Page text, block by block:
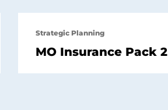
Strategic Planning
MO Insurance Pack 2